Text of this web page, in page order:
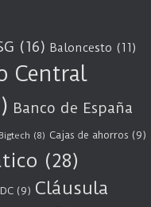
(16) Baloncesto (11)
Central
Banco de España
Bigtech (8) Cajas de ahorros (9)
(28)
(9) Cláusula